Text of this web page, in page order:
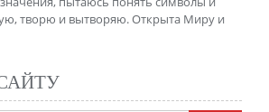
творю и вытворяю. Открыта Миру и